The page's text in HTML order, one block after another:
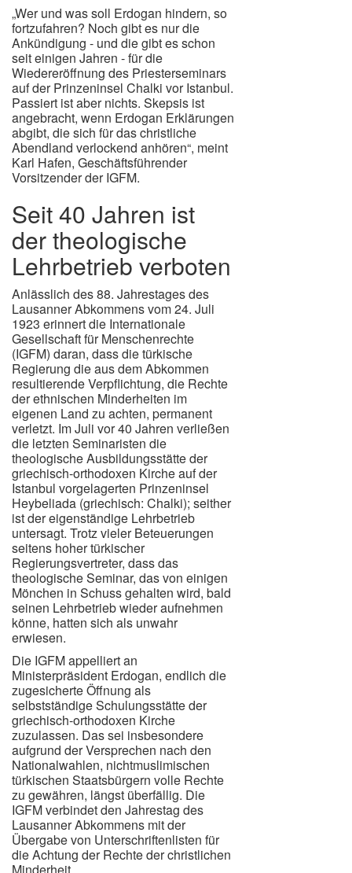
„Wer und was soll Erdogan hindern, so
fortzufahren? Noch gibt es nur die
Ankündigung - und die gibt es schon
seit einigen Jahren - für die
Wiedereröffnung des Priesterseminars
auf der Prinzeninsel Chalki vor Istanbul.
Passiert ist aber nichts. Skepsis ist
angebracht, wenn Erdogan Erklärungen
abgibt, die sich für das christliche
Abendland verlockend anhören“, meint
Karl Hafen, Geschäftsführender
Vorsitzender der IGFM.
Seit 40 Jahren ist
der theologische
Lehrbetrieb verboten
Anlässlich des 88. Jahrestages des
Lausanner Abkommens vom 24. Juli
1923 erinnert die Internationale
Gesellschaft für Menschenrechte
(IGFM) daran, dass die türkische
Regierung die aus dem Abkommen
resultierende Verpflichtung, die Rechte
der ethnischen Minderheiten im
eigenen Land zu achten, permanent
verletzt. Im Juli vor 40 Jahren verließen
die letzten Seminaristen die
theologische Ausbildungsstätte der
griechisch-orthodoxen Kirche auf der
Istanbul vorgelagerten Prinzeninsel
Heybeliada (griechisch: Chalki); seither
ist der eigenständige Lehrbetrieb
untersagt. Trotz vieler Beteuerungen
seitens hoher türkischer
Regierungsvertreter, dass das
theologische Seminar, das von einigen
Mönchen in Schuss gehalten wird, bald
seinen Lehrbetrieb wieder aufnehmen
könne, hatten sich als unwahr
erwiesen.
Die IGFM appelliert an
Ministerpräsident Erdogan, endlich die
zugesicherte Öffnung als
selbstständige Schulungsstätte der
griechisch-orthodoxen Kirche
zuzulassen. Das sei insbesondere
aufgrund der Versprechen nach den
Nationalwahlen, nichtmuslimischen
türkischen Staatsbürgern volle Rechte
zu gewähren, längst überfällig. Die
IGFM verbindet den Jahrestag des
Lausanner Abkommens mit der
Übergabe von Unterschriftenlisten für
die Achtung der Rechte der christlichen